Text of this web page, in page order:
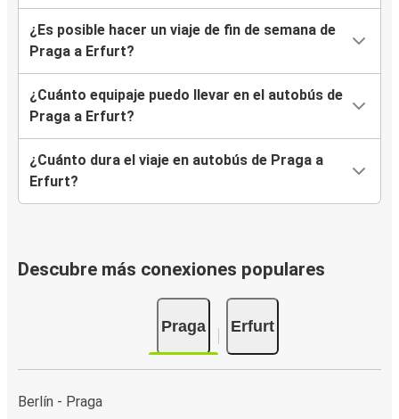
¿Es posible hacer un viaje de fin de semana de
Praga a Erfurt?
¿Cuánto equipaje puedo llevar en el autobús de
Praga a Erfurt?
¿Cuánto dura el viaje en autobús de Praga a
Erfurt?
Descubre más conexiones populares
Praga Erfurt
Berlín - Praga